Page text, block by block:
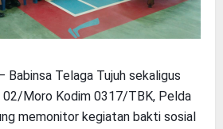
Babinsa Telaga Tujuh sekaligus
02/Moro Kodim 0317/TBK, Pelda
memonitor kegiatan bakti sosial